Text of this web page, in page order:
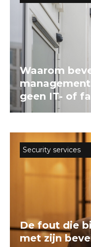
Waarom
geen IT- of
Security services
De fout die
met zijn